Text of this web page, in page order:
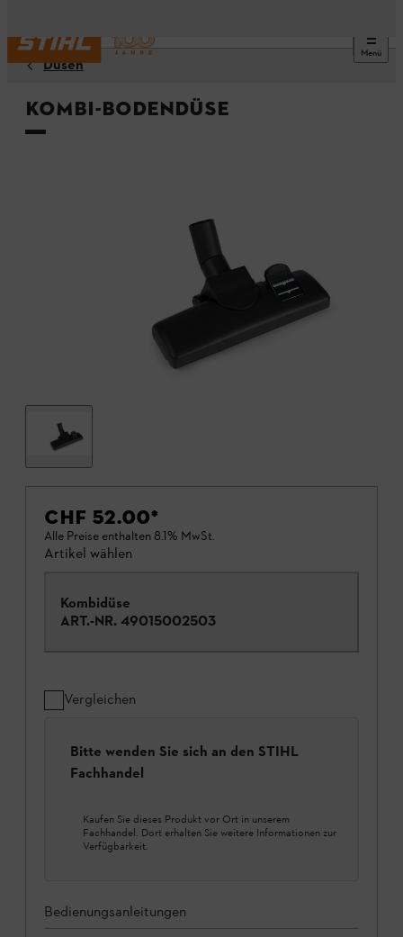
Menü
Düsen
Kombi-Bodendüse
CHF 52.00*
Alle Preise enthalten 8.1% MwSt.
Artikel wählen
Kombidüse
ART.-NR. 49015002503
Vergleichen
Bitte wenden Sie sich an den STIHL
Fachhandel
Kaufen Sie dieses Produkt vor Ort in unserem
Fachhandel. Dort erhalten Sie weitere Informationen zur
Verfügbarkeit.
Bedienungsanleitungen